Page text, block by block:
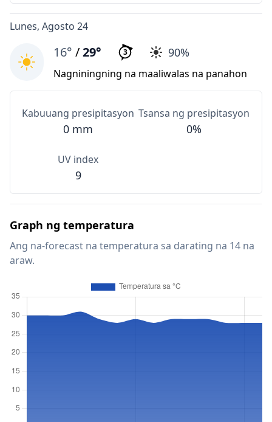
Lunes, Agosto 24
16° /29° 3 90%
Nagniningning na maaliwalas na panahon
Kabuuang presipitasyon
0 mm
Tsansa ng presipitasyon
0%
UV index
9
Graph ng temperatura
Ang na-forecast na temperatura sa darating na 14 na
araw.